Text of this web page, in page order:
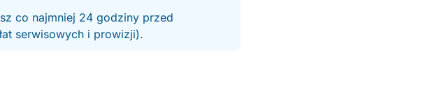
co najmniej 24 godziny przed
serwisowych i prowizji).